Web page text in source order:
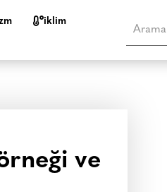
i̇klim
ve